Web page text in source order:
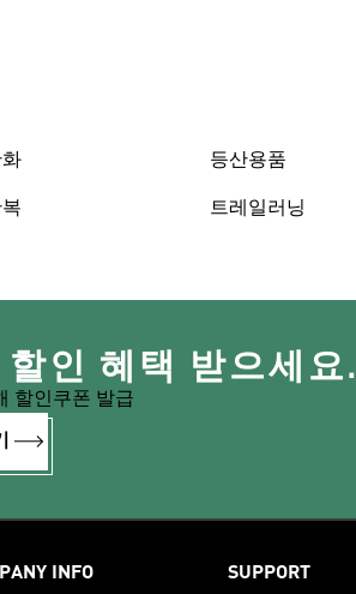
등산용품
트레일러닝
할인 혜택 받으세요.
할인쿠폰 발급
INFO SUPPORT